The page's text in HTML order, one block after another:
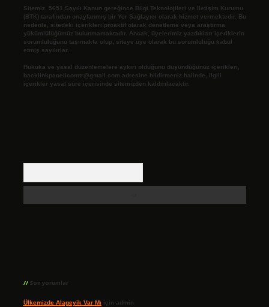
Sitemiz, 5651 Sayılı Kanun gereğince Bilgi Teknolojileri ve İletişim Kurumu
(BTK) tarafından onaylanmış bir Yer Sağlayıcı olarak hizmet vermektedir. Bu
nedenle, sitedeki içerikleri proaktif olarak denetleme veya araştırma
yükümlülüğümüz bulunmamaktadır. Ancak, üyelerimiz yazdıkları içeriklerin
sorumluluğunu taşımakta olup, siteye üye olarak bu sorumluluğu kabul
etmiş sayılırlar.
Hukuka ve yasal düzenlemelere aykırı olduğunu düşündüğünüz içerikleri,
backlinkpanelicomtr@gmail.com adresine bildirmeniz halinde, ilgili
içerikler yasal süre içerisinde sitemizden kaldırılacaktır.
Son yorumlar
Ülkemizde Alageyik Var Mı için admin